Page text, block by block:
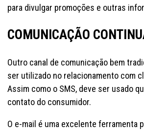
para divulgar promoções e outras
COMUNICAÇÃO
Outro canal de comunicação bem
ser utilizado no relacionamento com
Assim como o SMS, deve ser usado
contato do consumidor.
O e-mail é uma excelente ferramenta